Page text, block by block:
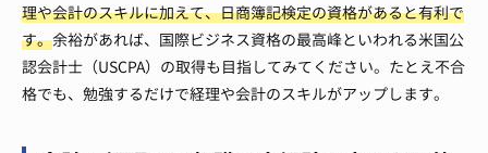
理や会計のスキルに加えて、日商簿記検定の資格があると有利で
す。余裕があれば、国際ビジネス資格の最高峰といわれる米国公
認会計士（USCPA）の取得も目指してみてください。たとえ不合
格でも、勉強するだけで経理や会計のスキルがアップします。